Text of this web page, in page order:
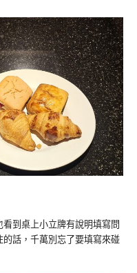
到桌上小立牌有說明填寫問
話，千萬別忘了要填寫來碰